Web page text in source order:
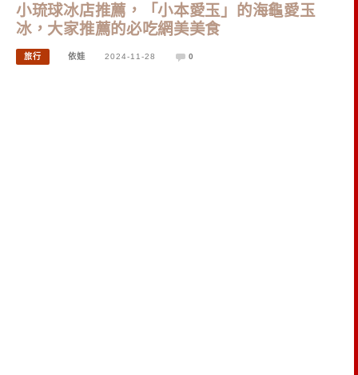
小琉球冰店推薦，「小本愛玉」的海龜愛玉
冰，大家推薦的必吃網美美食
旅行 依娃 2024-11-28 0